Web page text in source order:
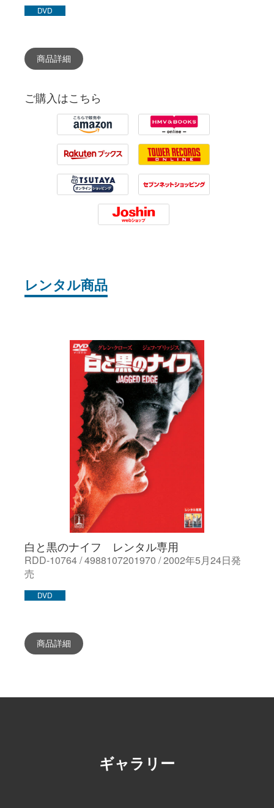
DVD
商品詳細
ご購入はこちら
Amazon HMV
Rakuten Tower Records
Tsutaya 7net
Joshin
レンタル商品
白と黒のナイフ レンタル専用
RDD-10764 / 4988107201970 / 2002年5月24日発
売
DVD
商品詳細
ギャラリー